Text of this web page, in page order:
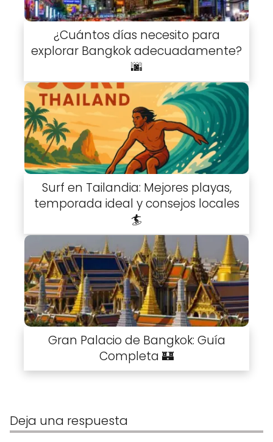
¿Cuántos días necesito para
explorar Bangkok adecuadamente?
🌆
Surf en Tailandia: Mejores playas,
temporada ideal y consejos locales
🏄
Gran Palacio de Bangkok: Guía
Completa 🏰
Deja una respuesta